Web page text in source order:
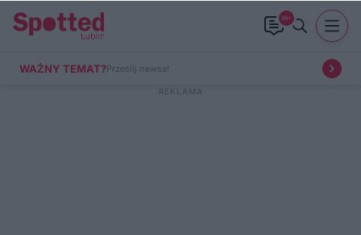
99+
WAŻNY TEMAT?Prześlij newsa!